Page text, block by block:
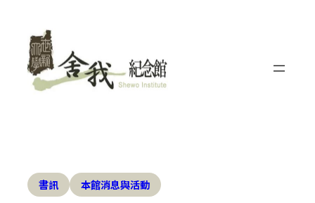
書訊 本館消息與活動